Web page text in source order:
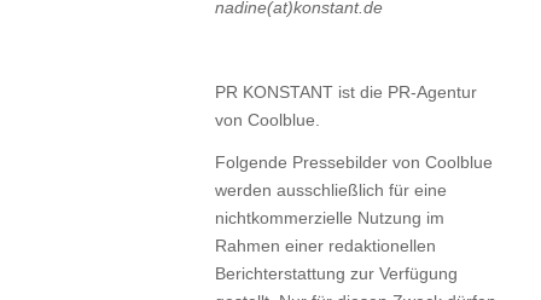
nadine(at)konstant.de
PR KONSTANT ist die PR-Agentur
von Coolblue.
Folgende Pressebilder von Coolblue
werden ausschließlich für eine
nichtkommerzielle Nutzung im
Rahmen einer redaktionellen
Berichterstattung zur Verfügung